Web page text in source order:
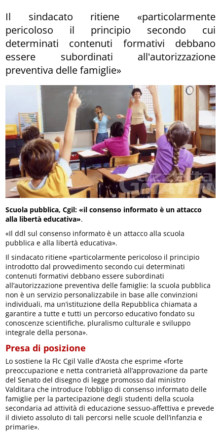
Il sindacato ritiene «particolarmente
pericoloso il principio secondo cui
determinati contenuti formativi debbano
essere subordinati all'autorizzazione
preventiva delle famiglie»
Scuola pubblica, Cgil: «il consenso informato è un attacco
alla libertà educativa».
«Il ddl sul consenso informato è un attacco alla scuola
pubblica e alla libertà educativa».
Il sindacato ritiene «particolarmente pericoloso il principio
introdotto dal provvedimento secondo cui determinati
contenuti formativi debbano essere subordinati
all’autorizzazione preventiva delle famiglie: la scuola pubblica
non è un servizio personalizzabile in base alle convinzioni
individuali, ma un’istituzione della Repubblica chiamata a
garantire a tutte e tutti un percorso educativo fondato su
conoscenze scientifiche, pluralismo culturale e sviluppo
integrale della persona».
Presa di posizione
Lo sostiene la Flc Cgil Valle d’Aosta che esprime «forte
preoccupazione e netta contrarietà all’approvazione da parte
del Senato del disegno di legge promosso dal ministro
Valditara che introduce l’obbligo di consenso informato delle
famiglie per la partecipazione degli studenti della scuola
secondaria ad attività di educazione sessuo-affettiva e prevede
il divieto assoluto di tali percorsi nelle scuole dell’infanzia e
primarie».